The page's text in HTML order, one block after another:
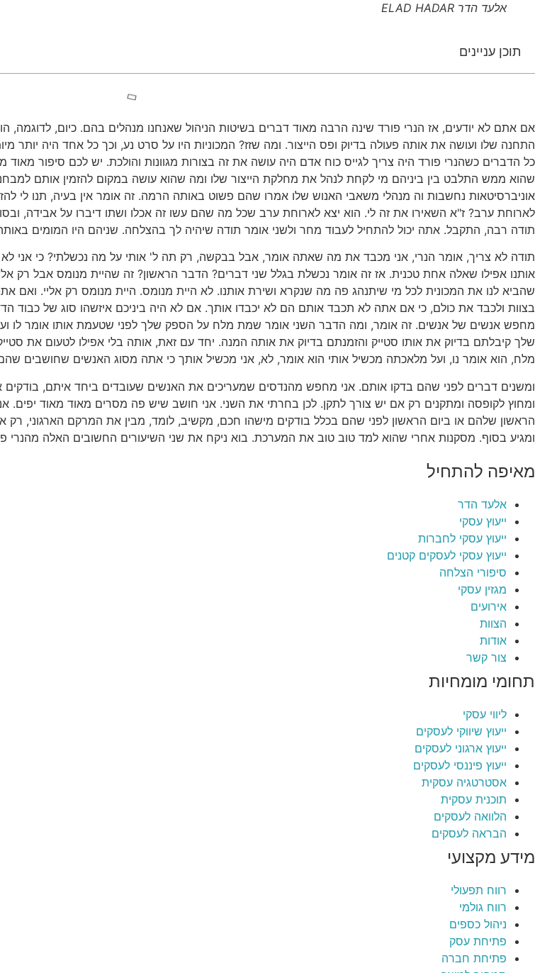
אלעד הדר ELAD HADAR
תוכן עניינים
אם אתם לא יודעים, אז הנרי פורד שינה הרבה מאוד דברים בשיטות הניהול שאנחנו מנהלים בהם. כיום,
התחנה שלו ועושה את אותה פעולה בדיוק ופס הייצור. ומה שזז? המכוניות היו על סרט נע, וכך כל אחד היה
כל הדברים כשהנרי פורד היה צריך לגייס כוח אדם היה עושה את זה בצורות מגוונות והולכת. יש לכם סיפור מאוד
שהוא ממש התלבט בין ביניהם מי לקחת לנהל את מחלקת הייצור שלו ומה שהוא עושה במקום להזמין אותם
אוניברסיטאות נחשבות וה מנהלי משאבי האנוש שלו אמרו שהם פשוט באותה הרמה. זה אומר אין בעיה, תנו לי
לארוחת ערב? ז"א השאירו את זה לי. הוא יצא לארוחת ערב שכל מה שהם עשו זה אכלו ושתו דיברו על אבידה,
תודה רבה, התקבל. אתה יכול להתחיל לעבוד מחר ולשני אומר תודה שיהיה לך בהצלחה. שניהם היו המומים
תודה לא צריך, אומר הנרי, אני מכבד את מה שאתה אומר, אבל בבקשה, רק תה ל' אותי על מה נכשלתי? כי אני
אותנו אפילו שאלה אחת טכנית. אז זה אומר נכשלת בגלל שני דברים? הדבר הראשון? זה שהיית מנומס אבל רק
שהביא לנו את המכונית לכל מי שיתנהג פה מה שנקרא ושירת אותנו. לא היית מנומס. היית מנומס רק אליי. ואם
בצוות ולכבד את כולם, כי אם אתה לא תכבד אותם הם לא יכבדו אותך. אם לא היה ביניכם איזשהו סוג של כבוד
מחפש אנשים של אנשים. זה אומר, ומה הדבר השני אומר שמת מלח על הספק שלך לפני שטעמת אותו אומר לו
שלך קיבלתם בדיוק את אותו סטייק והזמנתם בדיוק את אותה המנה. יחד עם זאת, אותה בלי אפילו לטעום את
מלח, הוא אומר נו, ועל מלאכתה מכשיל אותי הוא אומר, לא, אני מכשיל אותך כי אתה מסוג האנשים שחושבים שהם
ומשנים דברים לפני שהם בדקו אותם. אני מחפש מהנדסים שמעריכים את האנשים שעובדים ביחד איתם,
ומחוץ לקופסה ומתקנים רק אם יש צורך לתקן. לכן בחרתי את השני. אני חושב שיש פה מסרים מאוד מאוד יפים.
הראשון שלהם או ביום הראשון לפני שהם בכלל בודקים מישהו חכם, מקשיב, לומד, מבין את המרקם הארגוני,
ומגיע בסוף. מסקנות אחרי שהוא למד טוב טוב את המערכת. בוא ניקח את שני השיעורים החשובים האלה מהנרי
מאיפה להתחיל
אלעד הדר
ייעוץ עסקי
ייעוץ עסקי לחברות
ייעוץ עסקי לעסקים קטנים
סיפורי הצלחה
מגזין עסקי
אירועים
הצוות
אודות
צור קשר
תחומי מומחיות
ליווי עסקי
ייעוץ שיווקי לעסקים
ייעוץ ארגוני לעסקים
ייעוץ פיננסי לעסקים
אסטרטגיה עסקית
תוכנית עסקית
הלוואה לעסקים
הבראה לעסקים
מידע מקצועי
רווח תפעולי
רווח גולמי
ניהול כספים
פתיחת עסק
פתיחת חברה